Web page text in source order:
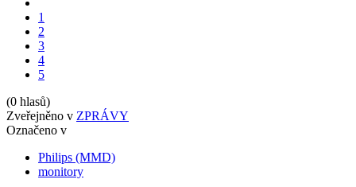
1
2
3
4
5
(0 hlasů)
Zveřejněno v ZPRÁVY
Označeno v
Philips (MMD)
monitory